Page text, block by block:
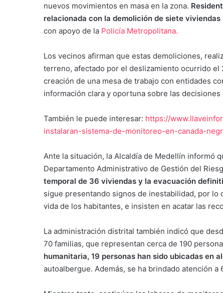
nuevos movimientos en masa en la zona.
relacionada con la demolición de siete viviendas
con apoyo de la Policía Metropolitana.
Los vecinos afirman que estas demoliciones,
terreno, afectado por el deslizamiento ocurrido
creación de una mesa de trabajo con entidades
información clara y oportuna sobre las
También le puede interesar: https://
instalaran-sistema-de-monitoreo-en-canada-
Ante la situación, la Alcaldía de Medellín informó
Departamento Administrativo de Gestión del
temporal de 36 viviendas y la evacuación
sigue presentando signos de inestabilidad, por
vida de los habitantes, e insisten en acatar las
La administración distrital también indicó que
70 familias, que representan cerca de 190
humanitaria, 19 personas han sido ubicadas en
autoalbergue. Además, se ha brindado atención a